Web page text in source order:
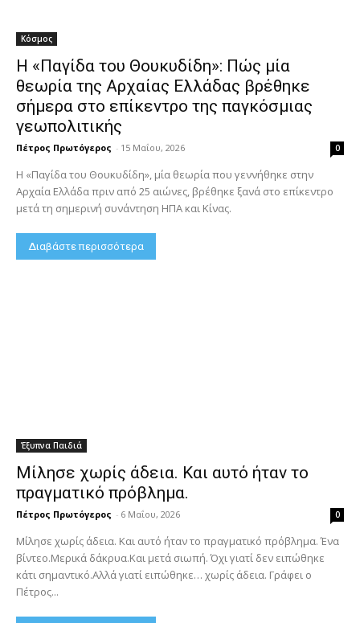
Κόσμος
Η «Παγίδα του Θουκυδίδη»: Πώς μία
θεωρία της Αρχαίας Ελλάδας βρέθηκε
σήμερα στο επίκεντρο της παγκόσμιας
γεωπολιτικής
Πέτρος Πρωτόγερος - 15 Μαΐου, 2026 0
Η «Παγίδα του Θουκυδίδη», μία θεωρία που γεννήθηκε στην
Αρχαία Ελλάδα πριν από 25 αιώνες, βρέθηκε ξανά στο επίκεντρο
μετά τη σημερινή συνάντηση ΗΠΑ και Κίνας.
Διαβάστε περισσότερα
Έξυπνα Παιδιά
Μίλησε χωρίς άδεια. Και αυτό ήταν το
πραγματικό πρόβλημα.
Πέτρος Πρωτόγερος - 6 Μαΐου, 2026 0
Μίλησε χωρίς άδεια. Και αυτό ήταν το πραγματικό πρόβλημα. Ένα
βίντεο.Μερικά δάκρυα.Και μετά σιωπή. Όχι γιατί δεν ειπώθηκε
κάτι σημαντικό.Αλλά γιατί ειπώθηκε… χωρίς άδεια. Γράφει ο
Πέτρος...